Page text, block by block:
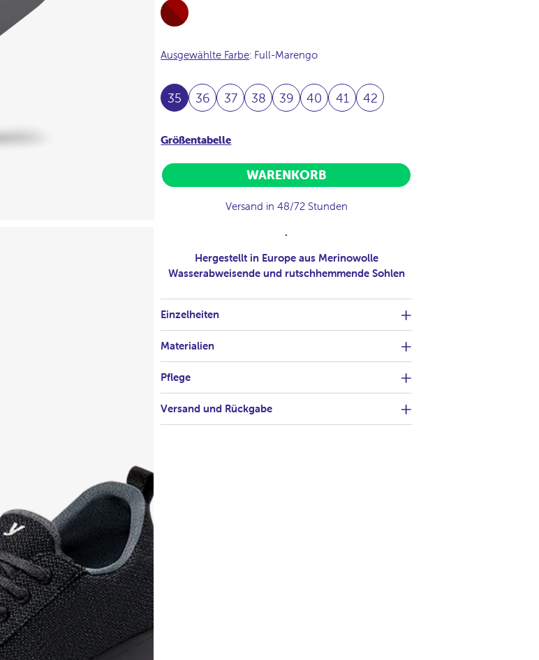
Full-
Burdeos
Ausgewählte Farbe: Full-Marengo
35 36 37 38 39 40 41 42
Größentabelle
WARENKORB
Versand in 48/72 Stunden
.
Hergestellt in Europe aus Merinowolle
Wasserabweisende und rutschhemmende Sohlen
Einzelheiten
Materialien
Pflege
Versand und Rückgabe